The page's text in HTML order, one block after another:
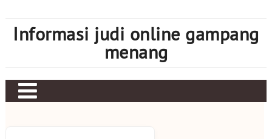
contentInformasi judi online gampang
menang